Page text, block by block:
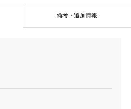
備考・追加情報